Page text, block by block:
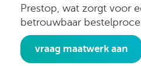
Prestop, wat zorgt voor
betrouwbaar
vraag maatwerk aan